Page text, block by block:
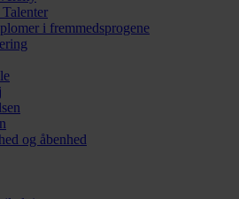
i fremmedsprogene
og åbenhed